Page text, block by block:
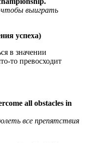
чтобы выиграть
успеха)
в значении
то превосходит
all obstacles in
все препятствия